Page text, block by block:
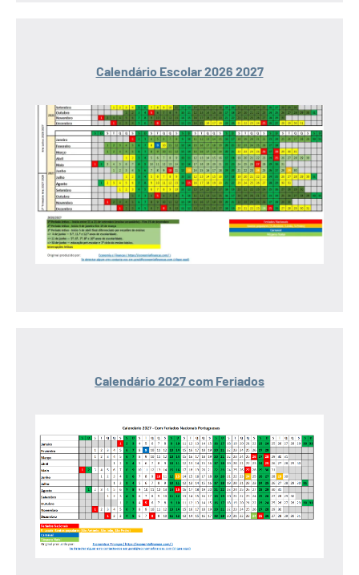
Calendário Escolar 2026 2027
Calendário 2027 com Feriados